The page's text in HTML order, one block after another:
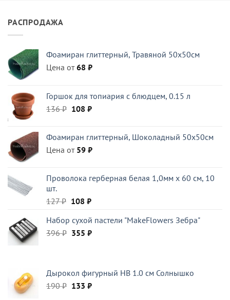
РАСПРОДАЖА
Фоамиран глиттерный, Травяной 50x50см
Цена от68 ₽
Горшок для топиария с блюдцем, 0.15 л
136₽ Первоначальная
136 ₽.
108 ₽Текущая
Фоамиран глиттерный, Шоколадный 50x50см
Цена от 59 ₽
Проволока герберная белая 1,0мм x 60 см, 10
шт.
127₽ Первоначальная
составляла
127 ₽.
108 ₽Текущая
108 ₽.
Набор сухой пастели "MakeFlowers Зебра"
396₽ Первоначальная
355 ₽Текущая
Дырокол фигурный HB 1.0 см Солнышко
190₽ Первоначальная
133 ₽Текущая